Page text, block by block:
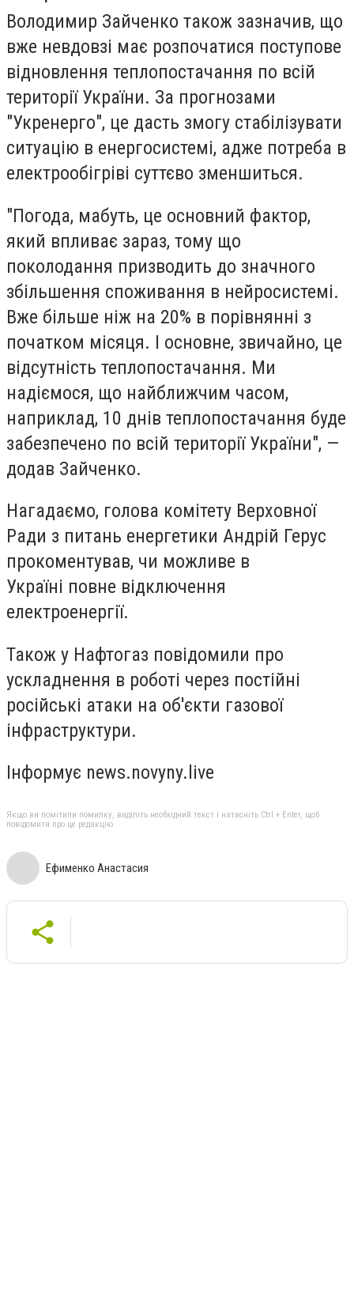
Володимир Зайченко також зазначив, що
вже невдовзі має розпочатися поступове
відновлення теплопостачання по всій
території України. За прогнозами
"Укренерго", це дасть змогу стабілізувати
ситуацію в енергосистемі, адже потреба в
електрообігріві суттєво зменшиться.
"Погода, мабуть, це основний фактор,
який впливає зараз, тому що
поколодання призводить до значного
збільшення споживання в нейросистемі.
Вже більше ніж на 20% в порівнянні з
початком місяця. І основне, звичайно, це
відсутність теплопостачання. Ми
надіємося, що найближчим часом,
наприклад, 10 днів теплопостачання буде
забезпечено по всій території України", —
додав Зайченко.
Нагадаємо, голова комітету Верховної
Ради з питань енергетики Андрій Герус
прокоментував, чи можливе в
Україні повне відключення
електроенергії.
Також у Нафтогаз повідомили про
ускладнення в роботі через постійні
російські атаки на об'єкти газової
інфраструктури.
Інформує news.novyny.live
Якщо ви помітили помилку, виділіть необхідний текст і натисніть Ctrl + Enter, щоб
повідомити про це редакцію
Ефименко Анастасия